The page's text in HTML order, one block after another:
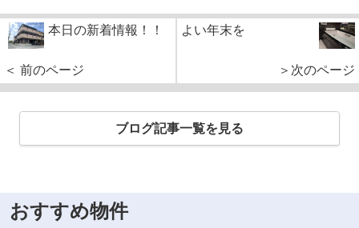
本日の新着情報！！
＜ 前のページ
よい年末を
＞次のページ
ブログ記事一覧を見る
おすすめ物件